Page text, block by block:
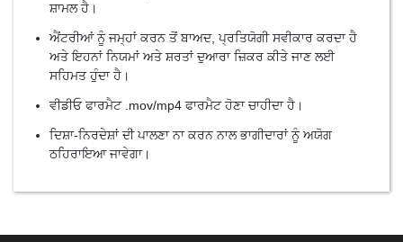
ਸ਼ਾਮਲ ਹੈ।
ਐਂਟਰੀਆਂ ਨੂੰ ਜਮ੍ਹਾਂ ਕਰਨ ਤੋਂ ਬਾਅਦ, ਪ੍ਰਤਿਯੋਗੀ ਸਵੀਕਾਰ ਕਰਦਾ ਹੈ
ਅਤੇ ਇਹਨਾਂ ਨਿਯਮਾਂ ਅਤੇ ਸ਼ਰਤਾਂ ਦੁਆਰਾ ਜ਼ਿਕਰ ਕੀਤੇ ਜਾਣ ਲਈ
ਸਹਿਮਤ ਹੁੰਦਾ ਹੈ।
ਵੀਡੀਓ ਫਾਰਮੈਟ .mov/mp4 ਫਾਰਮੈਟ ਹੋਣਾ ਚਾਹੀਦਾ ਹੈ।
ਦਿਸ਼ਾ-ਨਿਰਦੇਸ਼ਾਂ ਦੀ ਪਾਲਣਾ ਨਾ ਕਰਨ ਨਾਲ ਭਾਗੀਦਾਰਾਂ ਨੂੰ ਅਯੋਗ
ਠਹਿਰਾਇਆ ਜਾਵੇਗਾ।